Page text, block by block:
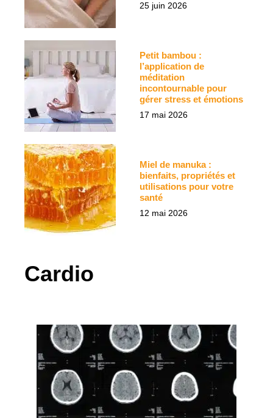
25 juin 2026
Petit bambou :
l’application de
méditation
incontournable pour
gérer stress et émotions
17 mai 2026
Miel de manuka :
bienfaits, propriétés et
utilisations pour votre
santé
12 mai 2026
Cardio